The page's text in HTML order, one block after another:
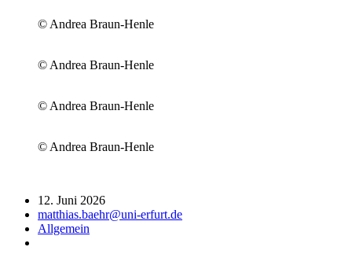
© Andrea Braun-Henle
© Andrea Braun-Henle
© Andrea Braun-Henle
© Andrea Braun-Henle
12. Juni 2026
matthias.baehr@uni-erfurt.de
Allgemein